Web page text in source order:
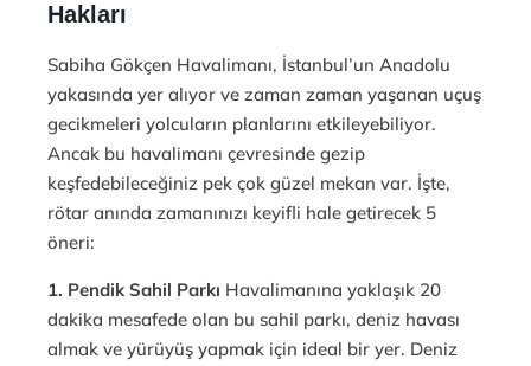
Hakları
Sabiha Gökçen Havalimanı, İstanbul’un Anadolu
yakasında yer alıyor ve zaman zaman yaşanan uçuş
gecikmeleri yolcuların planlarını etkileyebiliyor.
Ancak bu havalimanı çevresinde gezip
keşfedebileceğiniz pek çok güzel mekan var. İşte,
rötar anında zamanınızı keyifli hale getirecek 5
öneri:
1. Pendik Sahil Parkı Havalimanına yaklaşık 20
dakika mesafede olan bu sahil parkı, deniz havası
almak ve yürüyüş yapmak için ideal bir yer. Deniz